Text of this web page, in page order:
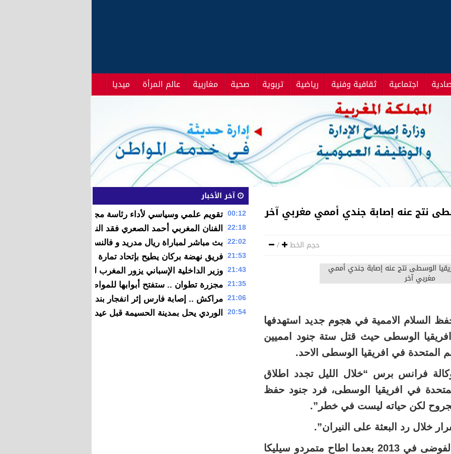
اجتماعية ثقافية وفنية رياضية تربوية صحية مغاربية عالم المرأة ميديا
نتج عنه إصابة جندي أممي مغربي آخر
حجم الخط /
السلام الاممية في هجوم جديد استهدفها
الوسطى حيث قتل ستة جنود امميين
المتحدة في افريقيا الوسطى الاحد.
فرانس برس “خلال الليل تجدد اطلاق
في افريقيا الوسطى، فرد جنود حفظ
لكن حياته ليست في خطر”.
خلال رد البعثة على النيران”.
وغرقت افريقيا الوسطى في الفوضى في 2013 بعدما اطاح متمردو سيليكا
آخر الأخبار
00:12 تقويم علمي وسياسي لأداء رئاسة مجلس النواب في السنة
22:18 الفنان المغربي أحمد الصعري فقد النطق ويعاني من صعوبة
22:02 بث مباشر لمباراة ريال مدريد و فالنسيا
21:53 فريق نهضة بركان يطيح بإتحاد تمارة بأربعة أهداف
21:43 وزير الداخلية الإسباني يزور المغرب لتبادل معلومات بخصوص
21:35 مجزرة تطوان .. ستفتح أبوابها للمواطنين مباشرة بعد صلاة
21:06 مراكش .. إصابة فارس إثر انفجار بندقية بعرض للتبوريدة
20:54 الوردي يحل بمدينة الحسيمة قبل عيد الأضحى